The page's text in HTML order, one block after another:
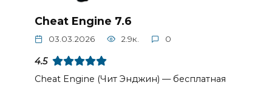
Cheat Engine 7.6
03.03.2026 2.9к. 0
4.5
Cheat Engine (Чит Энджин) — бесплатная